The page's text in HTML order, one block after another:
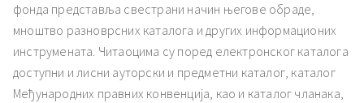
фонда представља свестрани начин његове обраде,
мноштво разноврсних каталога и других информационих
инструмената. Читаоцима су поред електронског каталога
доступни и лисни ауторски и предметни каталог, каталог
Међународних правних конвенција, као и каталог чланака,